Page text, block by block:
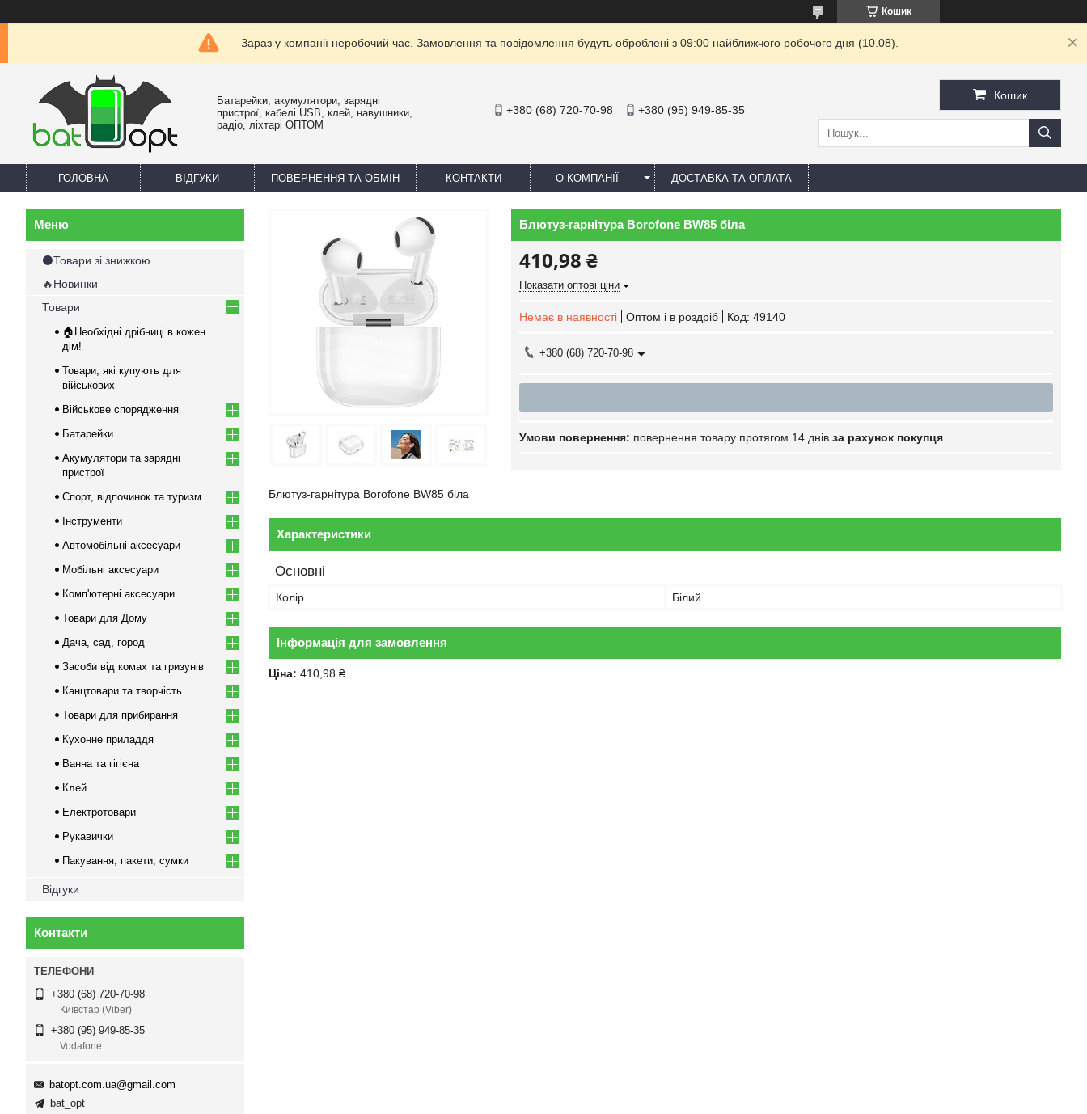
Кошик
Зараз у компанії неробочий час. Замовлення та повідомлення будуть оброблені з 09:00 найближчого робочого дня (10.08).
Батарейки, акумулятори, зарядні
пристрої, кабелі USB, клей, навушники,
радіо, ліхтарі ОПТОМ
+380 (68) 720-70-98 +380 (95) 949-85-35
Кошик
ГОЛОВНА ВІДГУКИ ПОВЕРНЕННЯ ТА ОБМІН КОНТАКТИ О КОМПАНІЇ ДОСТАВКА ТА ОПЛАТА
Блютуз-гарнітура Borofone BW85 біла
410,98 ₴
Показати оптові ціни
Немає в наявності Оптом і в роздріб Код: 49140
+380 (68) 720-70-98
повернення товару протягом 14 днів за рахунок покупця
Блютуз-гарнітура Borofone BW85 біла
Характеристики
Основні
Колір Білий
Інформація для замовлення
Ціна: 410,98 ₴
⚫Товари зі знижкою
🔥Новинки
Товари
🏠Необхідні дрібниці в кожен
дім!
Товари, які купують для
військових
Військове спорядження
Батарейки
Акумулятори та зарядні
пристрої
Спорт, відпочинок та туризм
Інструменти
Автомобільні аксесуари
Мобільні аксесуари
Комп'ютерні аксесуари
Товари для Дому
Дача, сад, город
Засоби від комах та гризунів
Канцтовари та творчість
Товари для прибирання
Кухонне приладдя
Ванна та гігієна
Клей
Електротовари
Рукавички
Пакування, пакети, сумки
Відгуки
Контакти
+380 (68) 720-70-98
Київстар (Viber)
+380 (95) 949-85-35
Vodafone
batopt.com.ua@gmail.com
bat_opt